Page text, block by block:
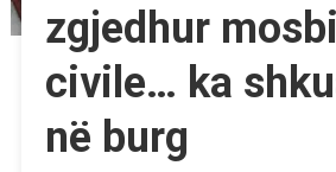
zgjedhur
civile… ka
në burg